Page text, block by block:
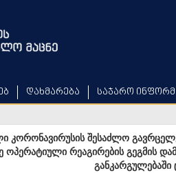
დახმარება საჯარო
კორონავირუსის შესაძლო
ოპერატიული რეაგირების გეგმის